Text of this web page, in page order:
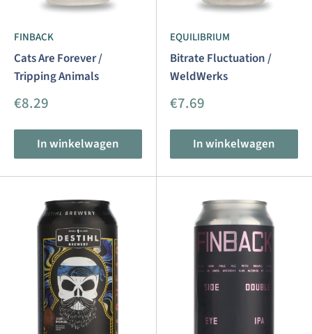
FINBACK
Cats Are Forever /
Tripping Animals
Aanbiedingsprijs
€8.29
In winkelwagen
EQUILIBRIUM
Bitrate Fluctuation /
WeldWerks
Aanbiedingsprijs
€7.69
In winkelwagen